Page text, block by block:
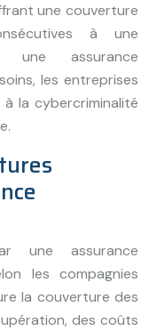
une couverture
à une
une assurance
les entreprises
la cybercriminalité
une assurance
les compagnies
la couverture des
des coûts